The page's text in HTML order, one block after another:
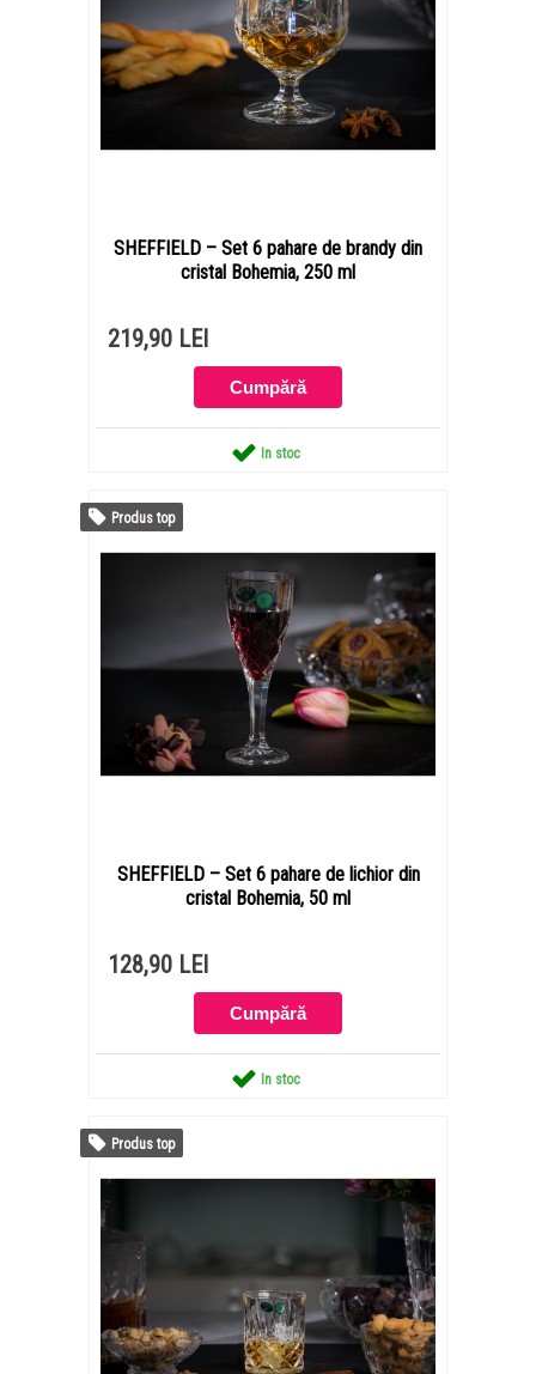
SHEFFIELD – Set 6 pahare de brandy din
cristal Bohemia, 250 ml
219,90 LEI
In stoc
SHEFFIELD – Set 6 pahare de lichior din
cristal Bohemia, 50 ml
128,90 LEI
In stoc
Produs top
Produs top